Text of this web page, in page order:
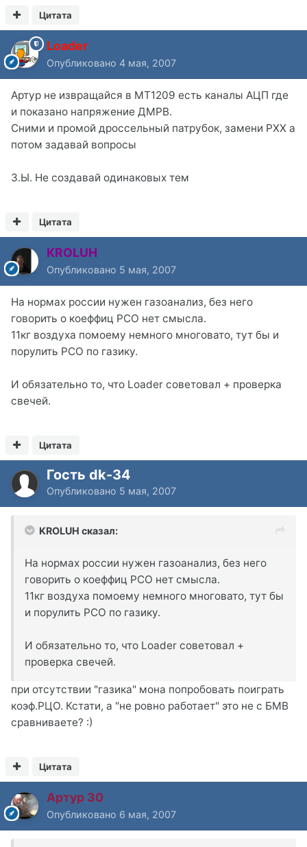
Цитата
Loader
Опубликовано 4 мая, 2007
Артур не извращайся в МТ1209 есть каналы АЦП где
и показано напряжение ДМРВ.
Сними и промой дроссельный патрубок, замени РХХ а
потом задавай вопросы
З.Ы. Не создавай одинаковых тем
Цитата
KROLUH
Опубликовано 5 мая, 2007
На нормах россии нужен газоанализ, без него
говорить о коеффиц РСО нет смысла.
11кг воздуха помоему немного многовато, тут бы и
порулить РСО по газику.
И обязательно то, что Loader советовал + проверка
свечей.
Цитата
Гость dk-34
Опубликовано 5 мая, 2007
KROLUH сказал:
На нормах россии нужен газоанализ, без него
говорить о коеффиц РСО нет смысла.
11кг воздуха помоему немного многовато, тут бы
и порулить РСО по газику.
И обязательно то, что Loader советовал +
проверка свечей.
при отсутствии "газика" мона попробовать поиграть
коэф.РЦО. Кстати, а "не ровно работает" это не с БМВ
сравниваете? :)
Цитата
Артур 30
Опубликовано 6 мая, 2007